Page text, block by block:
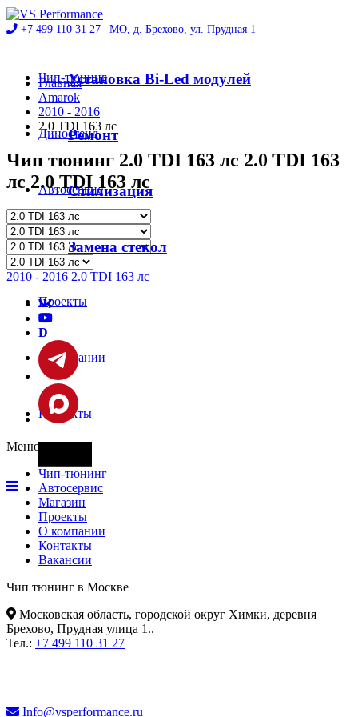
+7 499 110 31 27 | МО, д. Брехово, ул. Прудная 1
Чип-тюнинг
Диностенд
Автосервис
Магазин
Проекты
О компании
Контакты
Установка Bi-Led модулей
Ремонт
Стилизация
Замена стекол
Главная
Amarok
2010 - 2016
2.0 TDI 163 лс
Чип тюнинг 2.0 TDI 163 лс 2.0 TDI 163
лс 2.0 TDI 163 лс
2010 - 2016 2.0 TDI 163 лс
D
Меню
Чип-тюнинг
Автосервис
Магазин
Проекты
О компании
Контакты
Вакансии
Чип тюнинг в Москве
Московская область, городской округ Химки, деревня
Брехово, Прудная улица 1..
Тел.: +7 499 110 31 27
Info@vsperformance.ru